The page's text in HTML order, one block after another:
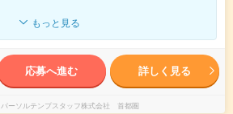
もっと見る
応募へ進む 詳しく見る
パーソルテンプスタッフ株式会社 首都圏